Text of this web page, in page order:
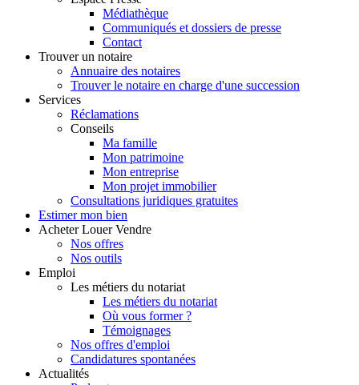
Médiathèque
Communiqués et dossiers de presse
Contact
Trouver un notaire
Annuaire des notaires
Trouver le notaire en charge d'une succession
Services
Réclamations
Conseils
Ma famille
Mon patrimoine
Mon entreprise
Mon projet immobilier
Consultations juridiques gratuites
Estimer mon bien
Acheter Louer Vendre
Nos offres
Nos outils
Emploi
Les métiers du notariat
Les métiers du notariat
Où vous former ?
Témoignages
Nos offres d'emploi
Candidatures spontanées
Actualités